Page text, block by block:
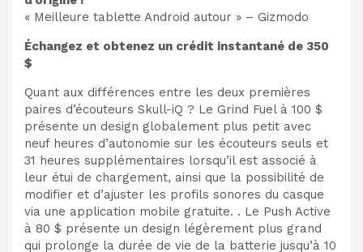
« Meilleure tablette Android autour » – Gizmodo
Échangez et obtenez un crédit instantané de 350
$
Quant aux différences entre les deux premières
paires d’écouteurs Skull-iQ ? Le Grind Fuel à 100 $
présente un design globalement plus petit avec
neuf heures d’autonomie sur les écouteurs seuls et
31 heures supplémentaires lorsqu’il est associé à
leur étui de chargement, ainsi que la possibilité de
modifier et d’ajuster les profils sonores du casque
via une application mobile gratuite. . Le Push Active
à 80 $ présente un design légèrement plus grand
qui prolonge la durée de vie de la batterie jusqu’à 10